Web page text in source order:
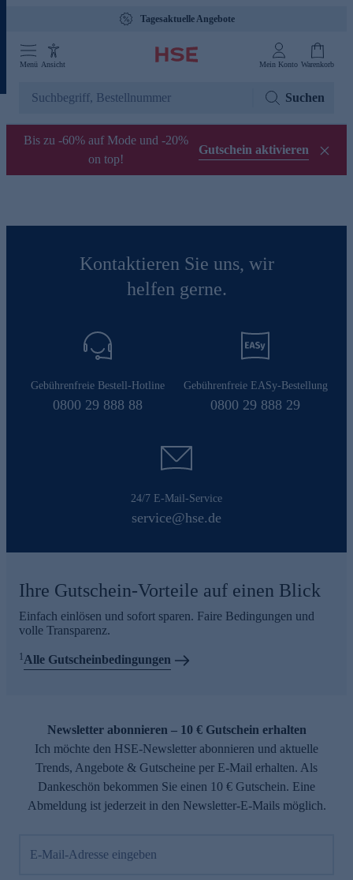
Tagesaktuelle Angebote
Menü Ansicht Mein Konto Warenkorb
Suchen
Bis zu -60% auf Mode und -20%
on top!
Gutschein aktivieren
Kontaktieren Sie uns, wir
helfen gerne.
Gebührenfreie Bestell-Hotline
0800 29 888 88
Gebührenfreie EASy-Bestellung
0800 29 888 29
24/7 E-Mail-Service
service@hse.de
Ihre Gutschein-Vorteile auf einen Blick
Einfach einlösen und sofort sparen. Faire Bedingungen und
volle Transparenz.
1Alle Gutscheinbedingungen
Newsletter abonnieren – 10 € Gutschein erhalten
Ich möchte den HSE-Newsletter abonnieren und aktuelle
Trends, Angebote & Gutscheine per E-Mail erhalten. Als
Dankeschön bekommen Sie einen 10 € Gutschein. Eine
Abmeldung ist jederzeit in den Newsletter-E-Mails möglich.
E-Mail-Adresse eingeben